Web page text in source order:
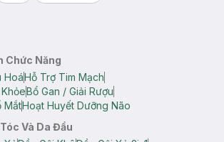
Chức Năng
HoáHỗ Trợ Tim Mạch
Bổ Gan / Giải Rượu
MắtHoạt Huyết Dưỡng Não
Và Da Đầu